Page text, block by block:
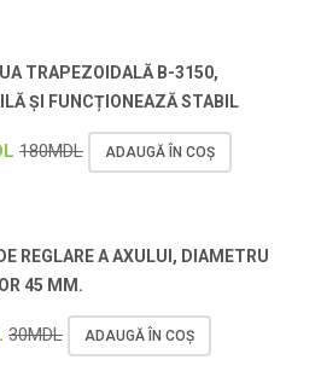
TRAPEZOIDALĂ B-3150,
ȘI FUNCȚIONEAZĂ STABIL
180MDL ADAUGĂ ÎN COȘ
REGLARE A AXULUI, DIAMETRU
45 MM.
30MDL ADAUGĂ ÎN COȘ